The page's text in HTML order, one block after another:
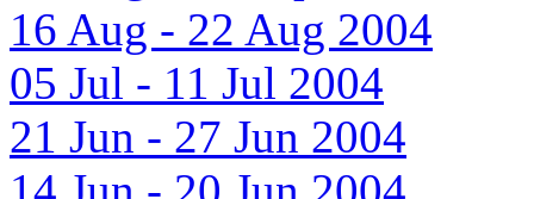
16 Aug - 22 Aug 2004
05 Jul - 11 Jul 2004
21 Jun - 27 Jun 2004